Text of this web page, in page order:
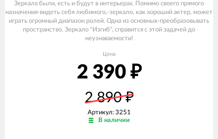
Зеркала были, есть и будут в интерьерах. Помимо своего прямого
назначения-видеть себя любимого,-зеркало, как хороший актер, может
играть огромный диапазон ролей. Одна из основных-преобразовывать
пространство. Зеркало "Изгиб", справится с этой задачей до
неузнаваемости!
Цена
2 390 ₽
2 890₽
Артикул: 3251
В наличии